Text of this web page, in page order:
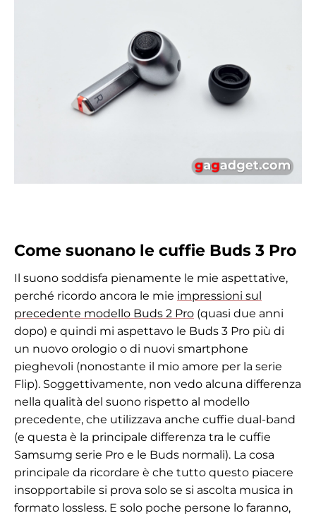
Come suonano le cuffie Buds 3 Pro
Il suono soddisfa pienamente le mie aspettative,
perché ricordo ancora le mie impressioni sul
precedente modello Buds 2 Pro (quasi due anni
dopo) e quindi mi aspettavo le Buds 3 Pro più di
un nuovo orologio o di nuovi smartphone
pieghevoli (nonostante il mio amore per la serie
Flip). Soggettivamente, non vedo alcuna differenza
nella qualità del suono rispetto al modello
precedente, che utilizzava anche cuffie dual-band
(e questa è la principale differenza tra le cuffie
Samsumg serie Pro e le Buds normali). La cosa
principale da ricordare è che tutto questo piacere
insopportabile si prova solo se si ascolta musica in
formato lossless. E solo poche persone lo faranno,